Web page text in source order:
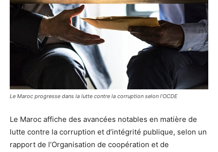
Le Maroc progresse dans la lutte contre la corruption selon l’OCDE
Le Maroc affiche des avancées notables en matière de
lutte contre la corruption et d’intégrité publique, selon un
rapport de l’Organisation de coopération et de